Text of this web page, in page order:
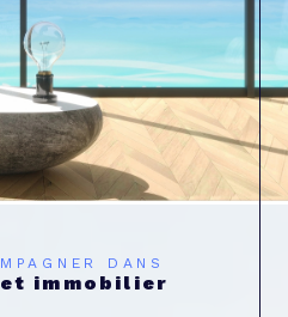
DANS
immobilier